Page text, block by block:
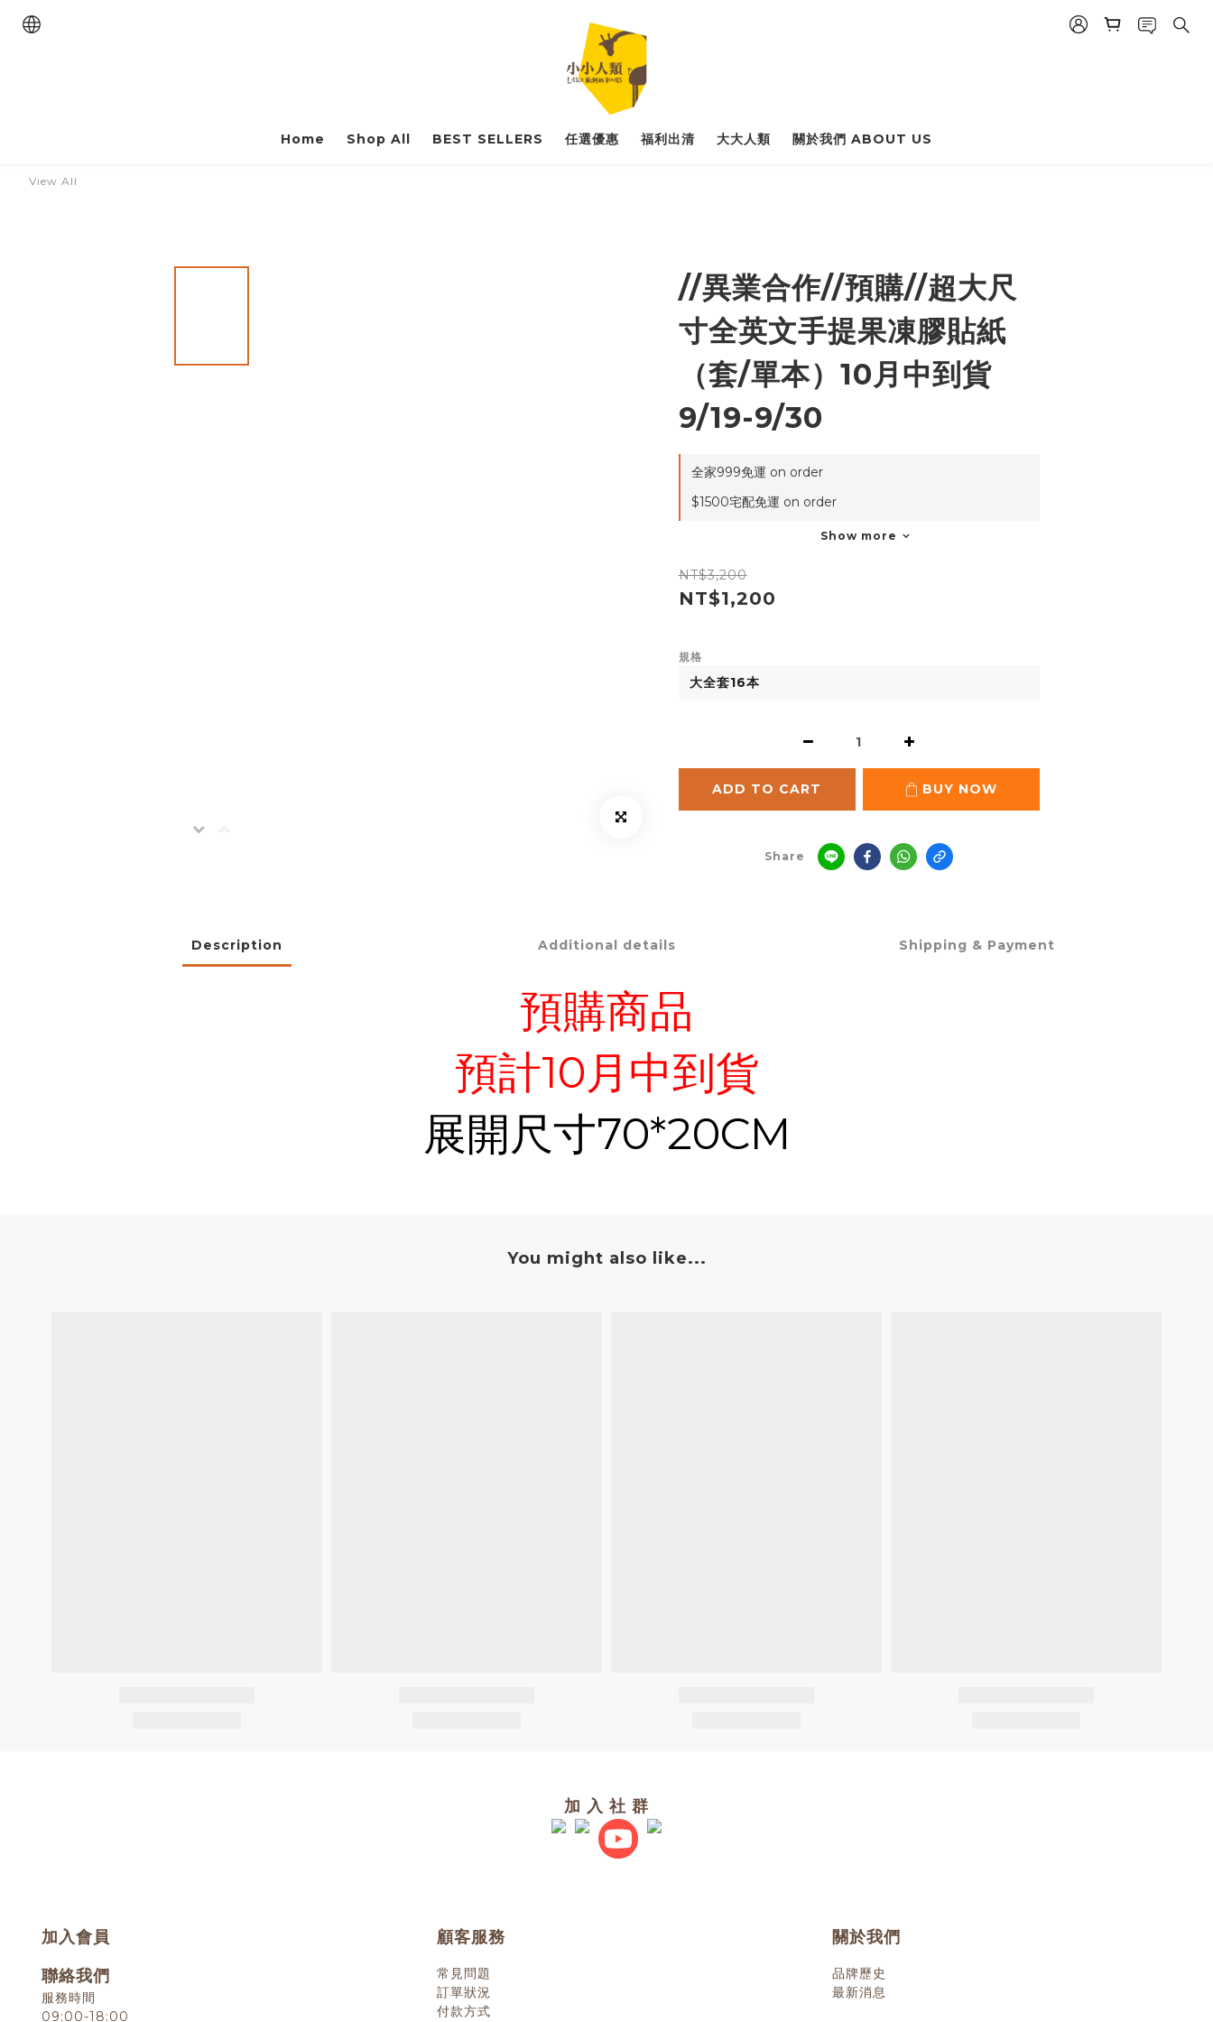
Home Shop All BEST SELLERS 任選優惠 福利出清 大大人類 關於我們 ABOUT US
View All
//異業合作//預購//超大尺
寸全英文手提果凍膠貼紙
（套/單本）10月中到貨
9/19-9/30
全家999免運 on order
$1500宅配免運 on order
Show more
NT$3,200
NT$1,200
規格
ADD TO CART BUY NOW
Share
Description Additional details Shipping & Payment
預購商品
預計10月中到貨
展開尺寸70*20CM
You might also like...
加 入 社 群
加入會員
聯絡我們
服務時間
09:00-18:00
顧客服務
常見問題
訂單狀況
付款方式
關於我們
品牌歷史
最新消息